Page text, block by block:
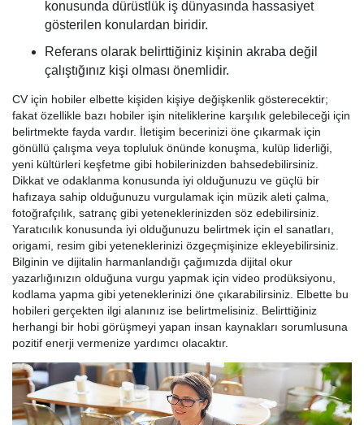
konusunda dürüstlük iş dünyasında hassasiyet
gösterilen konulardan biridir.
Referans olarak belirttiğiniz kişinin akraba değil
çalıştığınız kişi olması önemlidir.
CV için hobiler elbette kişiden kişiye değişkenlik gösterecektir;
fakat özellikle bazı hobiler işin niteliklerine karşılık gelebileceği için
belirtmekte fayda vardır. İletişim becerinizi öne çıkarmak için
gönüllü çalışma veya topluluk önünde konuşma, kulüp liderliği,
yeni kültürleri keşfetme gibi hobilerinizden bahsedebilirsiniz.
Dikkat ve odaklanma konusunda iyi olduğunuzu ve güçlü bir
hafızaya sahip olduğunuzu vurgulamak için müzik aleti çalma,
fotoğrafçılık, satranç gibi yeteneklerinizden söz edebilirsiniz.
Yaratıcılık konusunda iyi olduğunuzu belirtmek için el sanatları,
origami, resim gibi yeteneklerinizi özgeçmişinize ekleyebilirsiniz.
Bilginin ve dijitalin harmanlandığı çağımızda dijital okur
yazarlığınızın olduğuna vurgu yapmak için video prodüksiyonu,
kodlama yapma gibi yeteneklerinizi öne çıkarabilirsiniz. Elbette bu
hobileri gerçekten ilgi alanınız ise belirtmelisiniz. Belirttiğiniz
herhangi bir hobi görüşmeyi yapan insan kaynakları sorumlusuna
pozitif enerji vermenize yardımcı olacaktır.